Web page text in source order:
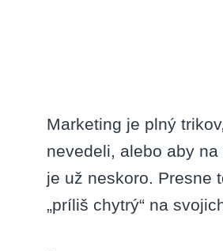
Marketing je plný
nevedeli, alebo aby
je už neskoro. Presne
„príliš chytrý“ na